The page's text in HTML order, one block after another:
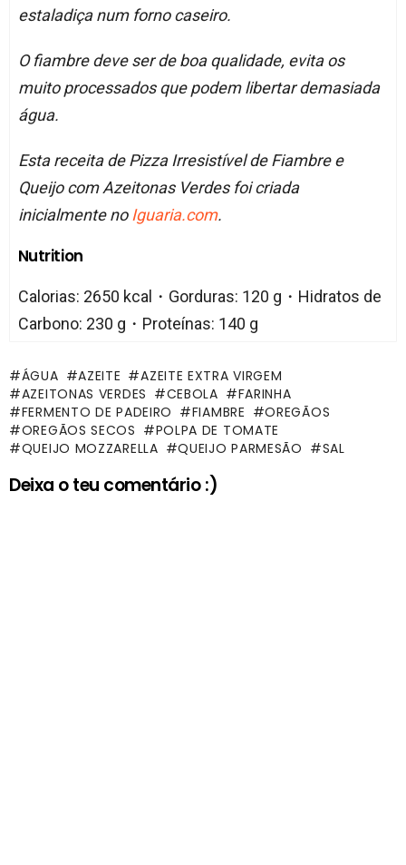
estaladiça num forno caseiro.
O fiambre deve ser de boa qualidade, evita os
muito processados que podem libertar demasiada
água.
Esta receita de Pizza Irresistível de Fiambre e
Queijo com Azeitonas Verdes foi criada
inicialmente no Iguaria.com.
Nutrition
Calorias: 2650 kcal・Gorduras: 120 g・Hidratos de
Carbono: 230 g・Proteínas: 140 g
ÁGUA AZEITE
AZEITE EXTRA VIRGEM
AZEITONAS VERDES
CEBOLA
FARINHA
FERMENTO DE PADEIRO
FIAMBRE
OREGÃOS
OREGÃOS SECOS
POLPA DE TOMATE
QUEIJO MOZZARELLA
QUEIJO PARMESÃO SAL
Deixa o teu comentário :)